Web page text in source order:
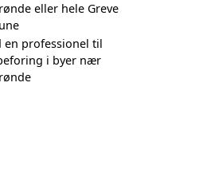
eller hele Greve
en professionel til
i byer nær